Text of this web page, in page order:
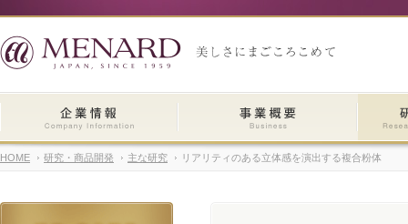
HOME 研究・商品開発 主な研究 リアリティのある立体感を演出する複合粉体